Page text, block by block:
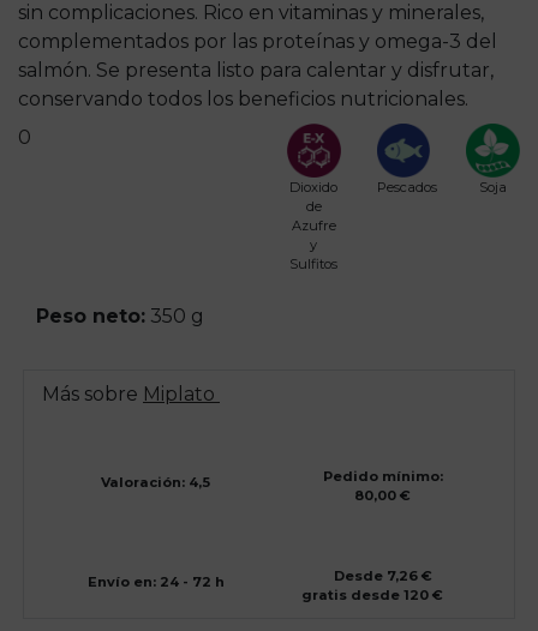
sin complicaciones. Rico en vitaminas y minerales,
complementados por las proteínas y omega-3 del
salmón. Se presenta listo para calentar y disfrutar,
conservando todos los beneficios nutricionales.
0
Dioxido
de
Azufre
y
Sulfitos
Pescados Soja
Peso neto: 350 g
Más sobre Miplato
Valoración: 4,5
Pedido mínimo:
80,00 €
Envío en: 24 - 72 h
Desde 7,26 €
gratis desde 120 €